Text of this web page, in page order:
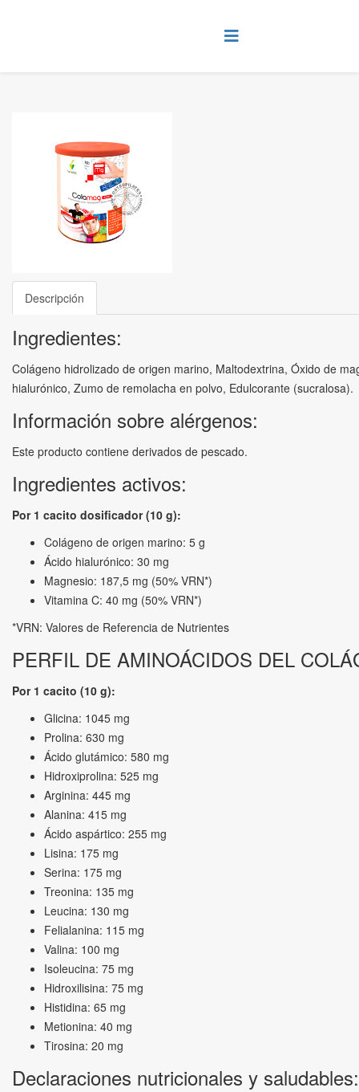
Descripción
Ingredientes:
Colágeno hidrolizado de origen marino, Maltodextrina, Óxido de
hialurónico, Zumo de remolacha en polvo, Edulcorante (sucralosa).
Información sobre alérgenos:
Este producto contiene derivados de pescado.
Ingredientes activos:
Por 1 cacito dosificador (10 g):
Colágeno de origen marino: 5 g
Ácido hialurónico: 30 mg
Magnesio: 187,5 mg (50% VRN*)
Vitamina C: 40 mg (50% VRN*)
*VRN: Valores de Referencia de Nutrientes
PERFIL DE AMINOÁCIDOS DEL
Por 1 cacito (10 g):
Glicina: 1045 mg
Prolina: 630 mg
Ácido glutámico: 580 mg
Hidroxiprolina: 525 mg
Arginina: 445 mg
Alanina: 415 mg
Ácido aspártico: 255 mg
Lisina: 175 mg
Serina: 175 mg
Treonina: 135 mg
Leucina: 130 mg
Felialanina: 115 mg
Valina: 100 mg
Isoleucina: 75 mg
Hidroxilisina: 75 mg
Histidina: 65 mg
Metionina: 40 mg
Tirosina: 20 mg
Declaraciones nutricionales y saludables: